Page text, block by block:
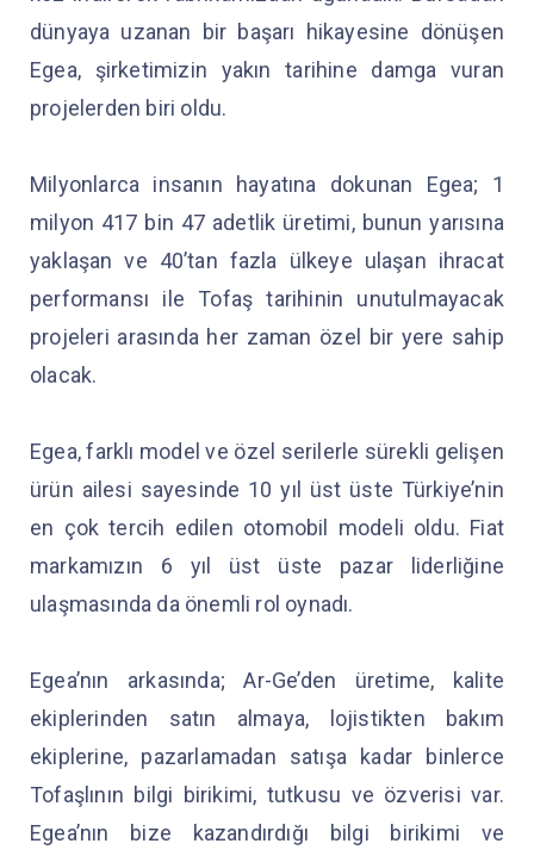
dünyaya uzanan bir başarı hikayesine dönüşen
Egea, şirketimizin yakın tarihine damga vuran
projelerden biri oldu.
Milyonlarca insanın hayatına dokunan Egea; 1
milyon 417 bin 47 adetlik üretimi, bunun yarısına
yaklaşan ve 40’tan fazla ülkeye ulaşan ihracat
performansı ile Tofaş tarihinin unutulmayacak
projeleri arasında her zaman özel bir yere sahip
olacak.
Egea, farklı model ve özel serilerle sürekli gelişen
ürün ailesi sayesinde 10 yıl üst üste Türkiye’nin
en çok tercih edilen otomobil modeli oldu. Fiat
markamızın 6 yıl üst üste pazar liderliğine
ulaşmasında da önemli rol oynadı.
Egea’nın arkasında; Ar-Ge’den üretime, kalite
ekiplerinden satın almaya, lojistikten bakım
ekiplerine, pazarlamadan satışa kadar binlerce
Tofaşlının bilgi birikimi, tutkusu ve özverisi var.
Egea’nın bize kazandırdığı bilgi birikimi ve